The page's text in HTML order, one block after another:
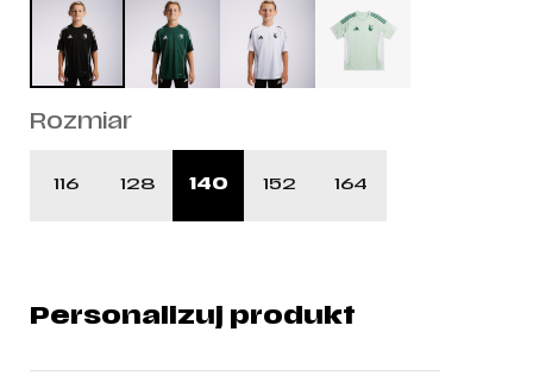
Rozmiar
116 128 140 152 164
Personalizuj produkt